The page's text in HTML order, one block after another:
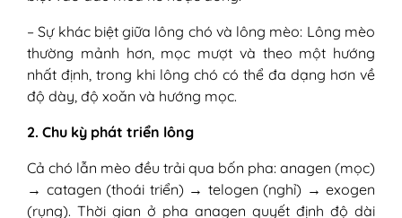
– Sự khác biệt giữa lông chó và lông mèo: Lông mèo
thường mảnh hơn, mọc mượt và theo một hướng
nhất định, trong khi lông chó có thể đa dạng hơn về
độ dày, độ xoăn và hướng mọc.
2. Chu kỳ phát triển lông
Cả chó lẫn mèo đều trải qua bốn pha: anagen (mọc)
→ catagen (thoái triển) → telogen (nghỉ) → exogen
(rụng). Thời gian ở pha anagen quyết định độ dài